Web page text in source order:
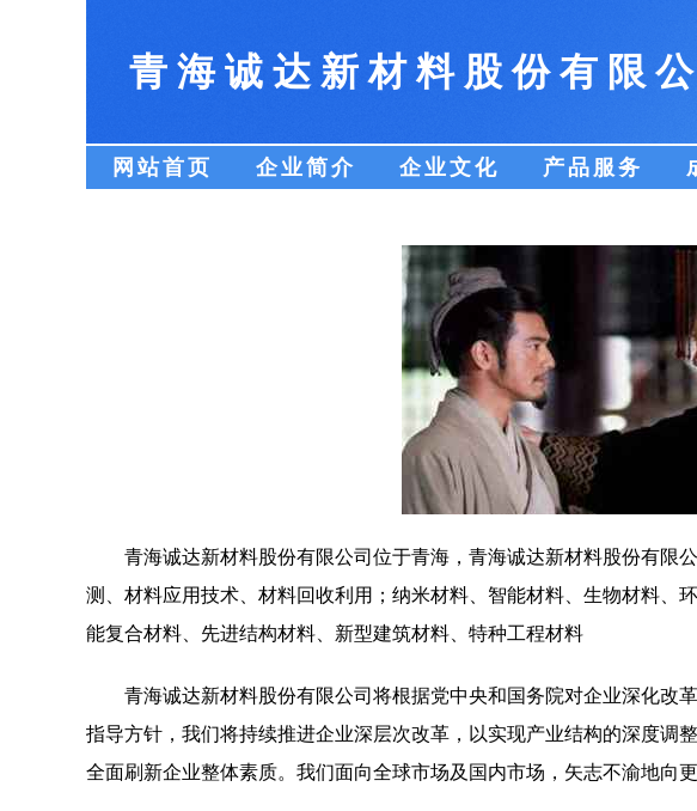
青海诚达新材料股份有限公
网站首页 企业简介 企业文化 产品服务
青海诚达新材料股份有限公司位于青海，青海诚达新材料股份有限
测、材料应用技术、材料回收利用；纳米材料、智能材料、生物材料、
能复合材料、先进结构材料、新型建筑材料、特种工程材料
青海诚达新材料股份有限公司将根据党中央和国务院对企业深化改
指导方针，我们将持续推进企业深层次改革，以实现产业结构的深度调
全面刷新企业整体素质。我们面向全球市场及国内市场，矢志不渝地向